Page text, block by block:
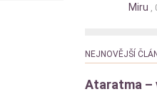
Miru ,
NEJNOVĚJŠÍ
Ataratma –